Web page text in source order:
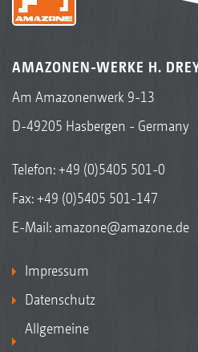
AMAZONEN-WERKE H.
Am Amazonenwerk 9-13
D-49205 Hasbergen - Germany
Telefon:+49 (0)5405 501-0
Fax: +49 (0)5405 501-147
E-Mail: amazone@amazone.de
Impressum
Datenschutz
Allgemeine